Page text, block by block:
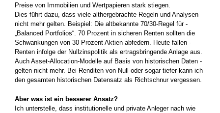
Preise von Immobilien und Wertpapieren stark stiegen.
Dies führt dazu, dass viele althergebrachte Regeln und Analysen
nicht mehr gelten. Beispiel: Die altbekannte 70/30-Regel für ­
„Balanced Portfolios“. 70 Prozent in sicheren Renten sollten die
Schwankungen von 30 Prozent Aktien abfedern. Heute fallen ­
Renten infolge der Nullzinspolitik als ertragsbringende Anlage aus.
Auch Asset-­Allocation-Modelle auf Basis von historischen Daten ­
gelten nicht mehr. Bei Renditen von Null oder sogar tiefer kann ich
den gesamten historischen Datensatz als Richtschnur vergessen.
Aber was ist ein besserer Ansatz?
Ich unterstelle, dass institutionelle und private Anleger nach wie